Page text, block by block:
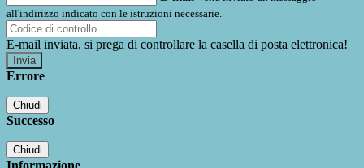
all'indirizzo indicato con le istruzioni necessarie.
E-mail inviata, si prega di controllare la casella di posta elettronica!
Errore
Chiudi
Successo
Chiudi